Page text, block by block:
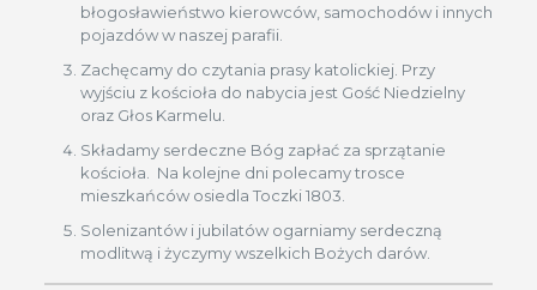
błogosławieństwo kierowców, samochodów i innych
pojazdów w naszej parafii.
Zachęcamy do czytania prasy katolickiej. Przy
wyjściu z kościoła do nabycia jest Gość Niedzielny
oraz Głos Karmelu.
Składamy serdeczne Bóg zapłać za sprzątanie
kościoła. Na kolejne dni polecamy trosce
mieszkańców osiedla Toczki 1803.
Solenizantów i jubilatów ogarniamy serdeczną
modlitwą i życzymy wszelkich Bożych darów.